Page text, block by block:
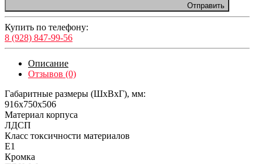
Отправить
Купить по телефону:
8 (928) 847-99-56
Описание
Отзывов (0)
Габаритные размеры (ШхВхГ), мм:
916х750х506
Материал корпуса
ЛДСП
Класс токсичности материалов
Е1
Кромка